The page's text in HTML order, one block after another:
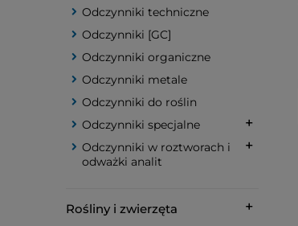
Odczynniki techniczne
Odczynniki [GC]
Odczynniki organiczne
Odczynniki metale
Odczynniki do roślin
Odczynniki specjalne
Odczynniki w roztworach i
odważki analit
Rośliny i zwierzęta